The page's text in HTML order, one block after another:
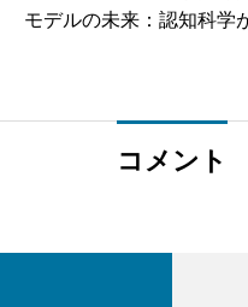
モデルの未来：認知科学
コメント